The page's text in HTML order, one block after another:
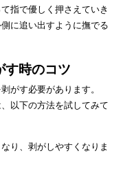
指で優しく押さえていき
に追い出すように撫でる
す時のコツ
がす必要があります。
以下の方法を試してみて
り、剥がしやすくなりま